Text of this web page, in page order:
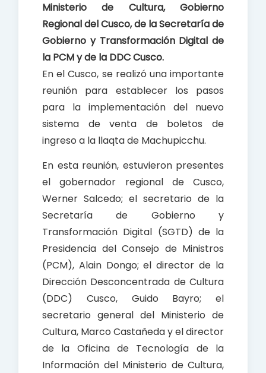
o
k
p
p
Ministerio de Cultura, Gobierno
Regional del Cusco, de la Secretaría de
Gobierno y Transformación Digital de
la PCM y de la DDC Cusco.
En el Cusco, se realizó una importante
reunión para establecer los pasos
para la implementación del nuevo
sistema de venta de boletos de
ingreso a la llaqta de Machupicchu.
En esta reunión, estuvieron presentes
el gobernador regional de Cusco,
Werner Salcedo; el secretario de la
Secretaría de Gobierno y
Transformación Digital (SGTD) de la
Presidencia del Consejo de Ministros
(PCM), Alain Dongo; el director de la
Dirección Desconcentrada de Cultura
(DDC) Cusco, Guido Bayro; el
secretario general del Ministerio de
Cultura, Marco Castañeda y el director
de la Oficina de Tecnología de la
Información del Ministerio de Cultura,